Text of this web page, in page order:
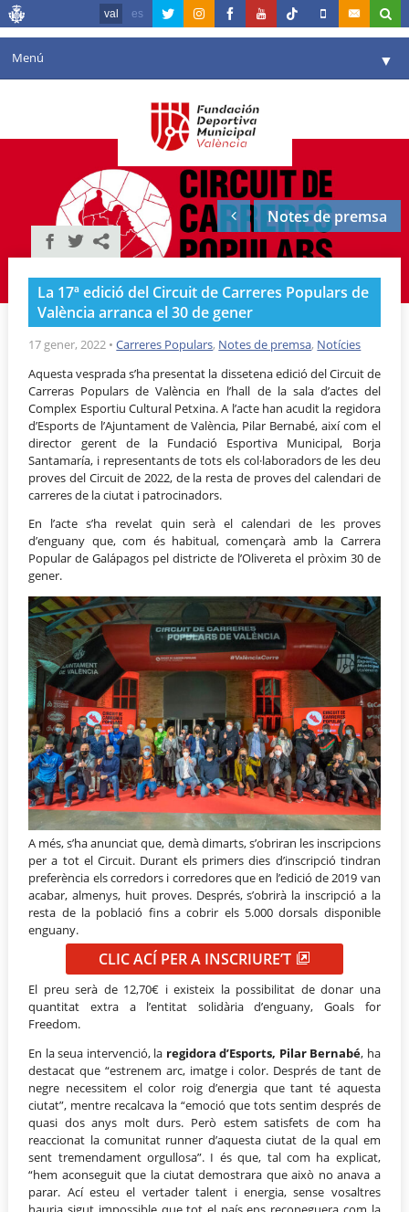
val es
Menú ▼
Agenda
Instal·lacions
Comunicació ▼
València en esport
Portal de Transparència
Reserves
Notes de premsa
La 17ª edició del Circuit de Carreres Populars de
València arranca el 30 de gener
17 gener, 2022 •Carreres Populars, Notes de premsa, Notícies
Aquesta vesprada s’ha presentat la dissetena edició del Circuit de
Carreras Populars de València en l’hall de la sala d’actes del
Complex Esportiu Cultural Petxina. A l’acte han acudit la regidora
d’Esports de l’Ajuntament de València, Pilar Bernabé, així com el
director gerent de la Fundació Esportiva Municipal, Borja
Santamaría, i representants de tots els col·laboradors de les deu
proves del Circuit de 2022, de la resta de proves del calendari de
carreres de la ciutat i patrocinadors.
En l’acte s’ha revelat quin serà el calendari de les proves
d’enguany que, com és habitual, començarà amb la Carrera
Popular de Galápagos pel districte de l’Olivereta el pròxim 30 de
gener.
A més, s’ha anunciat que, demà dimarts, s’obriran les inscripcions
per a tot el Circuit. Durant els primers dies d’inscripció tindran
preferència els corredors i corredores que en l’edició de 2019 van
acabar, almenys, huit proves. Després, s’obrirà la inscripció a la
resta de la població fins a cobrir els 5.000 dorsals disponible
enguany.
CLIC ACÍ PER A INSCRIURE’T
El preu serà de 12,70€ i existeix la possibilitat de donar una
quantitat extra a l’entitat solidària d’enguany, Goals for
Freedom.
En la seua intervenció, la regidora d’Esports, Pilar Bernabé, ha
destacat que “estrenem arc, imatge i color. Després de tant de
negre necessitem el color roig d’energia que tant té aquesta
ciutat”, mentre recalcava la “emoció que tots sentim després de
quasi dos anys molt durs. Però estem satisfets de com ha
reaccionat la comunitat runner d’aquesta ciutat de la qual em
sent tremendament orgullosa”. I és que, tal com ha explicat,
“hem aconseguit que la ciutat demostrara que això no anava a
parar. Ací esteu el vertader talent i energia, sense vosaltres